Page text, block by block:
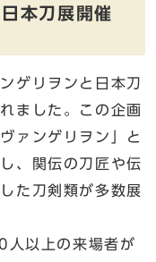
本刀展開催
ゲリヲンと日本刀
ました。この企画
ァンゲリヲン」と
、関伝の刀匠や伝
た刀剣類が多数展
以上の来場者が